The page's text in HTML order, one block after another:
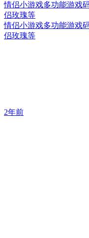
情侣小游戏多功能游戏
侣玫瑰等
情侣小游戏多功能游戏
侣玫瑰等
2年前